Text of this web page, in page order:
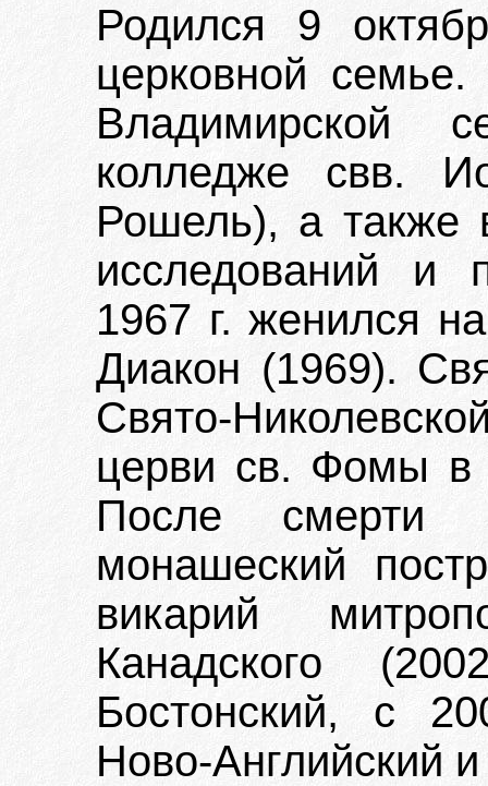
Родился 9
церковной
Владимирской
колледже свв.
Рошель), а также
исследований и
1967 г. женился
Диакон (1969).
Свято-
церви св. Фомы в
После смерти
монашеский
викарий
Канадского
Бостонский, с
Ново-Английский